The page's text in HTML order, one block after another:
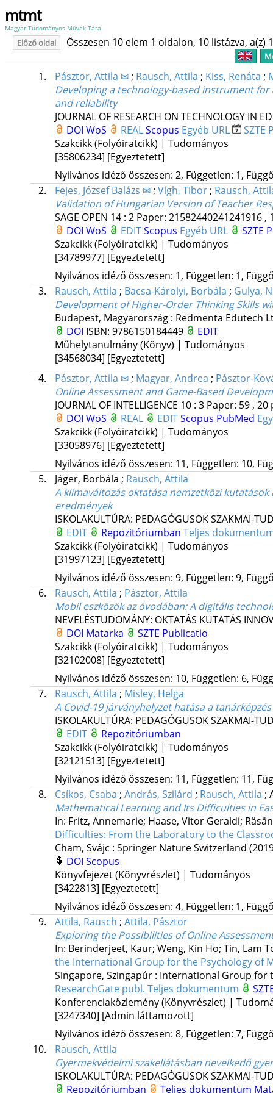
mtmt
Magyar Tudományos Művek Tára
Előző oldal Összesen 10 elem 1 oldalon, 10 listázva, a(z)
1. Pásztor, Attila ✉; Rausch, Attila ; Kiss, Renáta ;
Developing a technology-based instrument
and reliability
JOURNAL OF RESEARCH ON TECHNOLOGY IN
DOI WoS REALScopus Egyéb URL
SZTE
Szakcikk (Folyóiratcikk) | Tudományos
[35806234] [Egyeztetett]
Nyilvános idéző összesen: 2, Független: 1,
2.
Fejes, József Balázs ✉; Vígh, Tibor; Rausch,
Validation of Hungarian Version of Teacher
SAGE OPEN 14: 2 Paper: 21582440241241916 ,
DOI WoS EDITScopus Egyéb URL
SZTE
Szakcikk (Folyóiratcikk) | Tudományos
[34789977] [Egyeztetett]
Nyilvános idéző összesen: 1, Független: 1,
3.
Rausch, Attila ; Bacsa-Károlyi, Borbála ; Gulya,
Development of Higher-Order Thinking Skills
Budapest, Magyarország : Redmenta Edutech
DOI ISBN: 9786150184449
EDIT
Műhelytanulmány (Könyv) | Tudományos
[34568034] [Egyeztetett]
4.
Pásztor, Attila ✉; Magyar, Andrea ; Pásztor-
Online Assessment and Game-Based
JOURNAL OF INTELLIGENCE 10: 3 Paper: 59 , 20
DOI WoS REAL EDITScopus PubMed
Szakcikk (Folyóiratcikk) | Tudományos
[33058976] [Egyeztetett]
Nyilvános idéző összesen: 11, Független: 10,
5.
Jáger, Borbála ; Rausch, Attila
A klímaváltozás oktatása nemzetközi
eredmények
ISKOLAKULTÚRA: PEDAGÓGUSOK SZAKMAI-
EDIT
Repozitóriumban Teljes
Szakcikk (Folyóiratcikk) | Tudományos
[31997123] [Egyeztetett]
Nyilvános idéző összesen: 9, Független: 9,
6.
Rausch, Attila ; Pásztor, Attila
Mobil eszközök az óvodában: A digitális
NEVELÉSTUDOMÁNY: OKTATÁS KUTATÁS
DOI Matarka
SZTE Publicatio
Szakcikk (Folyóiratcikk) | Tudományos
[32102008] [Egyeztetett]
Nyilvános idéző összesen: 10, Független: 6,
7.
Rausch, Attila ; Misley, Helga
A Covid-19 járványhelyzet hatása a
ISKOLAKULTÚRA: PEDAGÓGUSOK SZAKMAI-
EDIT
Repozitóriumban
Szakcikk (Folyóiratcikk) | Tudományos
[32121513] [Egyeztetett]
Nyilvános idéző összesen: 11, Független: 11,
8.
Csíkos, Csaba ; András, Szilárd ; Rausch, Attila ;
Mathematical Learning and Its Difficulties in
In: Fritz, Annemarie; Haase, Vitor Geraldi;
Difficulties: From the Laboratory to the
Cham, Svájc : Springer Nature Switzerland
DOI Scopus
Könyvfejezet (Könyvrészlet) | Tudományos
[3422813] [Egyeztetett]
Nyilvános idéző összesen: 4, Független: 1,
9.
Attila, Rausch ; Attila, Pásztor
Exploring the Possibilities of Online
In: Berinderjeet, Kaur; Weng, Kin Ho; Tin, Lam
the International Group for the Psychology of
Singapore, Szingapúr : International Group for
ResearchGate publ. Teljes dokumentum
Konferenciaközlemény (Könyvrészlet) |
[3247340] [Admin láttamozott]
Nyilvános idéző összesen: 8, Független: 7,
10.
Rausch, Attila
Gyermekvédelmi szakellátásban nevelkedő
ISKOLAKULTÚRA: PEDAGÓGUSOK SZAKMAI-
Repozitóriumban
Teljes dokumentum